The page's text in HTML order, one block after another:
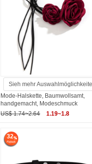
Sieh mehr
Mode-Halskette, Baumwollsamt,
handgemacht, Modeschmuck
US$ 1.74~2.64
1.19~1.8
32